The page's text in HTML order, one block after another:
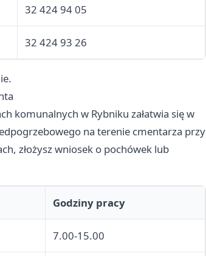
32 424 94 05
32 424 93 26
komunalnych w Rybniku załatwia się w
na terenie cmentarza przy
złożysz wniosek o pochówek lub
Godziny pracy
7.00-15.00